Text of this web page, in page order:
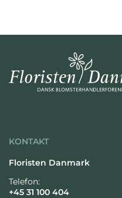
KONTAKT
Floristen Danmark
Telefon:
+45 31 100 404